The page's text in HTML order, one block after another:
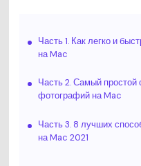
Часть 1. Как легко и
на Mac
Часть 2. Самый простой
фотографий на Mac
Часть 3. 8 лучших
на Mac 2021